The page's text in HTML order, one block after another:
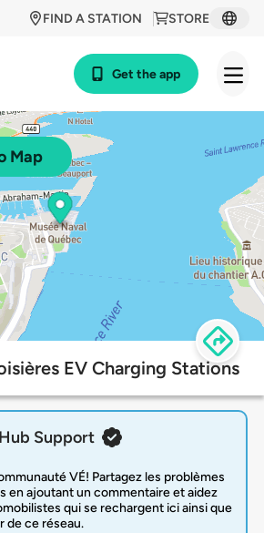
STORE
FIND A STATION
Get the app
Map
EV Charging Stations
Support
VÉ! Partagez les problèmes
en ajoutant un commentaire et aidez
qui se rechargent ici ainsi que
de ce réseau.